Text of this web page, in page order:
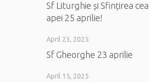
Sf Liturghie și Sfințirea cea
apei 25 aprilie!
April 23, 2025
Sf Gheorghe 23 aprilie
April 15, 2025